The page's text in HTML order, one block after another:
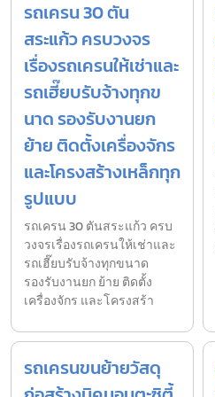
รถเครน 30 ตัน
สระแก้ว ครบวงจร
เรื่องรถเครนให้เช่าและ
รถเฮี๊ยบรับจ้างทุกข
นาด รองรับงานยก
ย้าย ติดตั้งเครื่องจักร
และโครงสร้างเหล็กทุก
รูปแบบ
รถเครน 30 ตันสระแก้ว ครบ
วงจรเรื่องรถเครนให้เช่าและ
รถเฮี๊ยบรับจ้างทุกขนาด
รองรับงานยก ย้าย ติดตั้ง
เครื่องจักร และโครงสร้า
รถเครนขนย้ายวัสดุ